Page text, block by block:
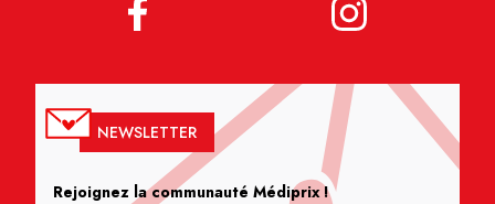
NEWSLETTER
Rejoignez la communauté Médiprix !